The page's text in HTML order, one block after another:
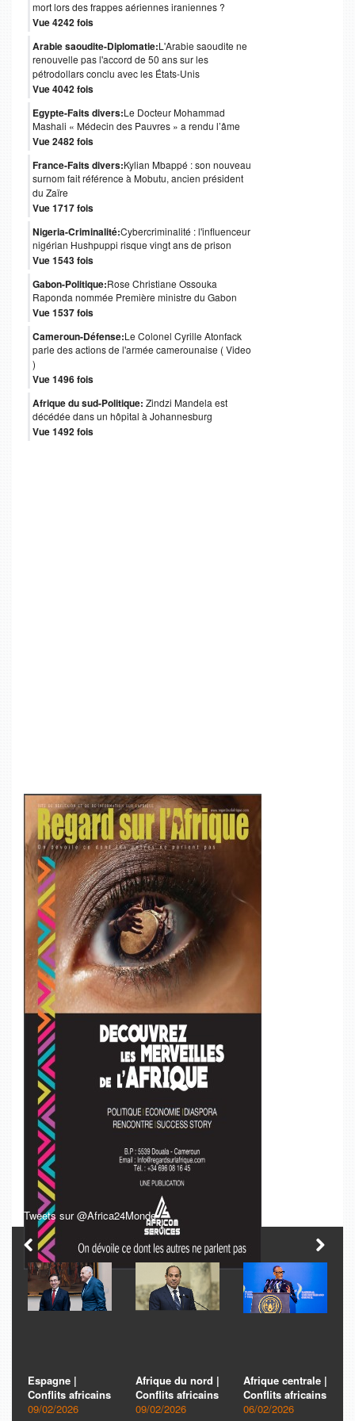
mort lors des frappes aériennes iraniennes ?
Vue 4242 fois
Arabie saoudite-Diplomatie:L'Arabie saoudite ne
renouvelle pas l'accord de 50 ans sur les
pétrodollars conclu avec les États-Unis
Vue 4042 fois
Egypte-Faits divers:Le Docteur Mohammad
Mashali « Médecin des Pauvres » a rendu l’âme
Vue 2482 fois
France-Faits divers:Kylian Mbappé : son nouveau
surnom fait référence à Mobutu, ancien président
du Zaïre
Vue 1717 fois
Nigeria-Criminalité:Cybercriminalité : l'influenceur
nigérian Hushpuppi risque vingt ans de prison
Vue 1543 fois
Gabon-Politique:Rose Christiane Ossouka
Raponda nommée Première ministre du Gabon
Vue 1537 fois
Cameroun-Défense:Le Colonel Cyrille Atonfack
parle des actions de l'armée camerounaise ( Video
)
Vue 1496 fois
Afrique du sud-Politique: Zindzi Mandela est
décédée dans un hôpital à Johannesburg
Vue 1492 fois
Tweets sur @Africa24Monde
Espagne |
Conflits africains
09/02/2026
Afrique du nord |
Conflits africains
09/02/2026
Afrique centrale |
Conflits africains
06/02/2026